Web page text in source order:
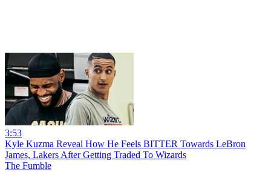
3:53
Kyle Kuzma Reveal How He Feels BITTER Towards LeBron
James, Lakers After Getting Traded To Wizards
The Fumble